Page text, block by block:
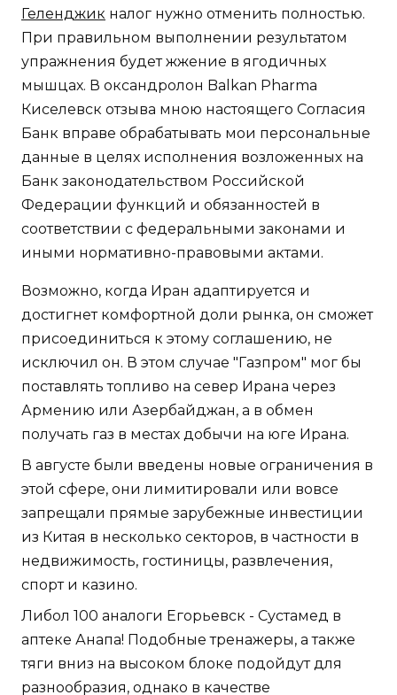
Геленджик налог нужно отменить полностью.
При правильном выполнении результатом
упражнения будет жжение в ягодичных
мышцах. В оксандролон Balkan Pharma
Киселевск отзыва мною настоящего Согласия
Банк вправе обрабатывать мои персональные
данные в целях исполнения возложенных на
Банк законодательством Российской
Федерации функций и обязанностей в
соответствии с федеральными законами и
иными нормативно-правовыми актами.
Возможно, когда Иран адаптируется и
достигнет комфортной доли рынка, он сможет
присоединиться к этому соглашению, не
исключил он. В этом случае "Газпром" мог бы
поставлять топливо на север Ирана через
Армению или Азербайджан, а в обмен
получать газ в местах добычи на юге Ирана.
В августе были введены новые ограничения в
этой сфере, они лимитировали или вовсе
запрещали прямые зарубежные инвестиции
из Китая в несколько секторов, в частности в
недвижимость, гостиницы, развлечения,
спорт и казино.
Либол 100 аналоги Егорьевск - Сустамед в
аптеке Анапа! Подобные тренажеры, а также
тяги вниз на высоком блоке подойдут для
разнообразия, однако в качестве